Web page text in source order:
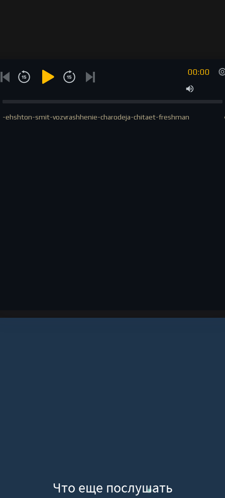
00:00
-ehshton-smit-vozvrashhenie-charodeja-chitaet-freshman
Что еще послушать